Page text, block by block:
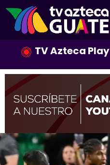
TV Azteca Play